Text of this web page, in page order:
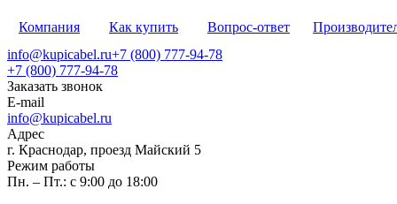
Компания Как купить Вопрос-ответ
info@kupicabel.ru+7 (800) 777-94-78
+7 (800) 777-94-78
Заказать звонок
E-mail
info@kupicabel.ru
Адрес
г. Краснодар, проезд Майский 5
Режим работы
Пн. – Пт.: с 9:00 до 18:00